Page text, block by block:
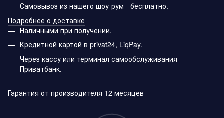
Самовывоз из нашего шоу-рум - бесплатно.
Подробнее о доставке
Наличными при получении.
Кредитной картой в privat24, LiqPay.
Через кассу или терминал самообслуживания
Приватбанк.
Гарантия от производителя 12 месяцев